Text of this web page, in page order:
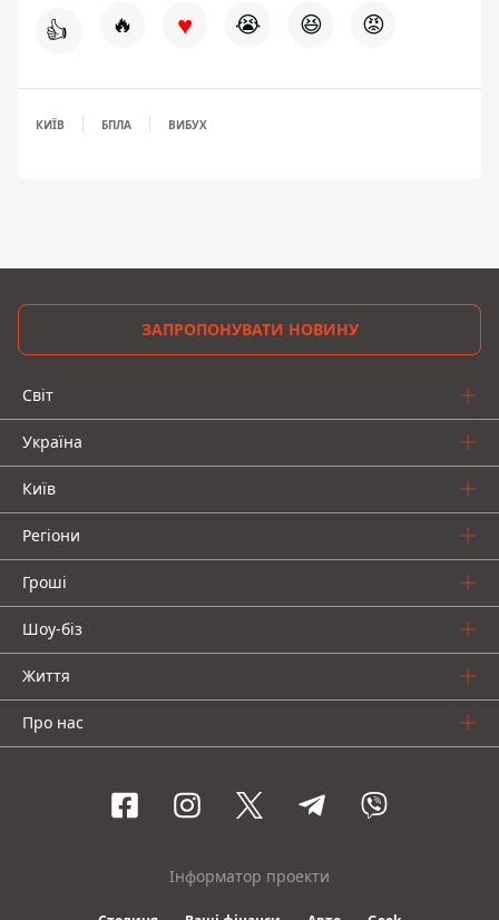
👍 🔥 ♥ 😭 😆 😡
КИЇВ БПЛА ВИБУХ
ЗАПРОПОНУВАТИ НОВИНУ
Світ
Україна
Київ
Регіони
Гроші
Шоу-біз
Життя
Про нас
Інформатор проекти